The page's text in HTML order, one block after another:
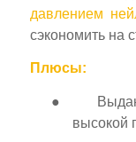
давлением
сэкономить на
Плюсы:
●
высокой